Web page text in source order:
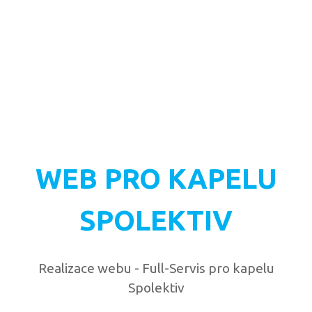
WEB PRO KAPELU
SPOLEKTIV
Realizace webu - Full-Servis pro kapelu
Spolektiv